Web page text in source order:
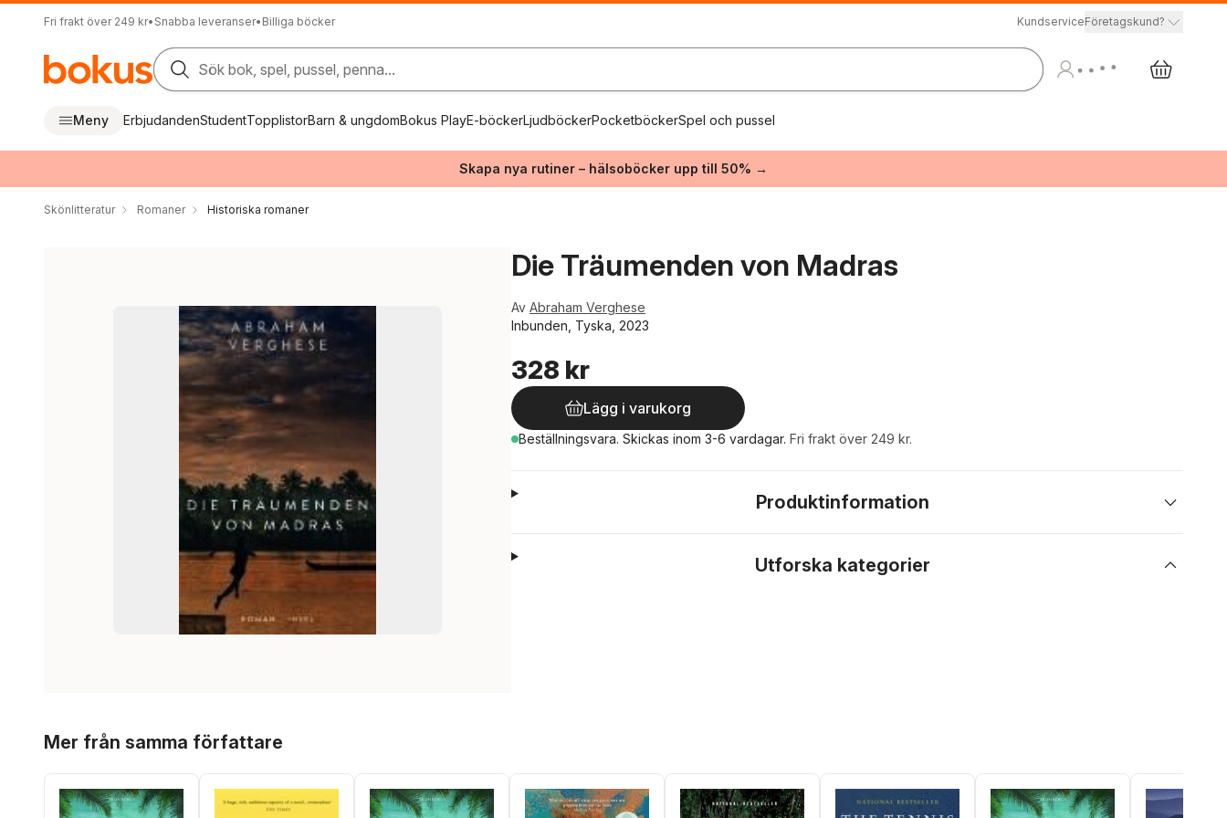
Fri frakt över 249 kr• Snabba leveranser• Billiga böcker KundserviceFöretagskund?
Sök bok, spel, pussel, penna...
Meny ErbjudandenStudentTopplistorBarn & ungdomBokus PlayE-böckerLjudböckerPocketböckerSpel och pussel
Skapa nya rutiner – hälsoböcker upp till 50% →
Skönlitteratur Romaner Historiska romaner
Die Träumenden von Madras
Av Abraham Verghese
Inbunden, Tyska, 2023
328 kr
Lägg i varukorg
Beställningsvara. Skickas inom 3-6 vardagar. Fri frakt över 249 kr.
Produktinformation
Utforska kategorier
Mer från samma författare